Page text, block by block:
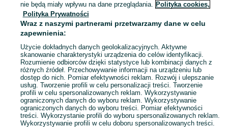
Mapa miejscowości
Mapa ministron
Popularne wyszukiwania
nie będą miały wpływu na dane przeglądania. Polityka cookies,
Polityka Prywatności
Wraz z naszymi partnerami przetwarzamy dane w celu
zapewnienia:
Użycie dokładnych danych geolokalizacyjnych. Aktywne
skanowanie charakterystyki urządzenia do celów identyfikacji.
Rozumienie odbiorców dzięki statystyce lub kombinacji danych z
różnych źródeł. Przechowywanie informacji na urządzeniu lub
dostęp do nich. Pomiar efektywności reklam. Rozwój i ulepszanie
usług. Tworzenie profili w celu personalizacji treści. Tworzenie
profili w celu spersonalizowanych reklam. Wykorzystywanie
ograniczonych danych do wyboru reklam. Wykorzystywanie
ograniczonych danych do wyboru treści. Pomiar efektywności
treści. Wykorzystanie profili do wyboru spersonalizowanych reklam.
Wykorzystywanie profili w celu doboru spersonalizowanych treści.